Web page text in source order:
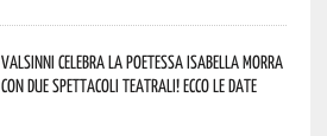
Valsinni celebra la poetessa Isabella Morra
con due spettacoli teatrali! Ecco le date